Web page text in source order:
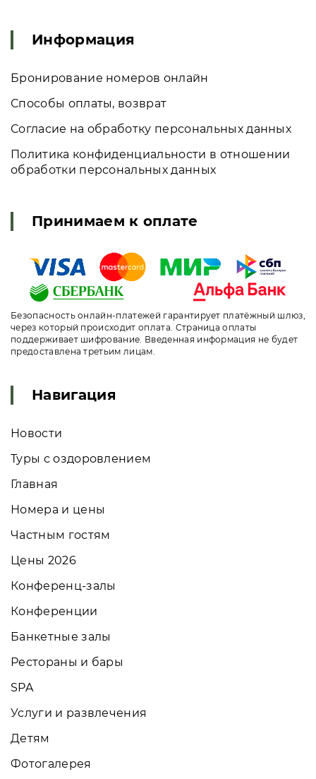
Информация
Бронирование номеров онлайн
Способы оплаты, возврат
Согласие на обработку персональных данных
Политика конфиденциальности в отношении
обработки персональных данных
Принимаем к оплате
Безопасность онлайн-платежей гарантирует платёжный шлюз,
через который происходит оплата. Страница оплаты
поддерживает шифрование. Введенная информация не будет
предоставлена третьим лицам.
Навигация
Новости
Туры с оздоровлением
Главная
Номера и цены
Частным гостям
Цены 2026
Конференц-залы
Конференции
Банкетные залы
Рестораны и бары
SPA
Услуги и развлечения
Детям
Фотогалерея